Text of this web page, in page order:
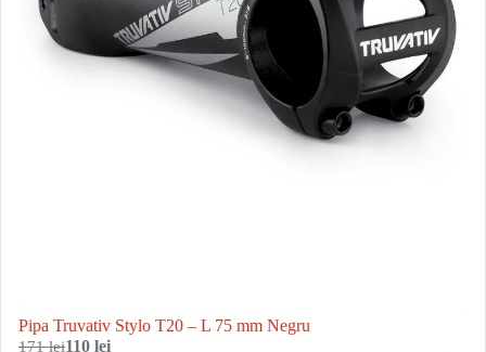
Pipa Truvativ Stylo T20 – L 75 mm Negru
171 lei110 lei